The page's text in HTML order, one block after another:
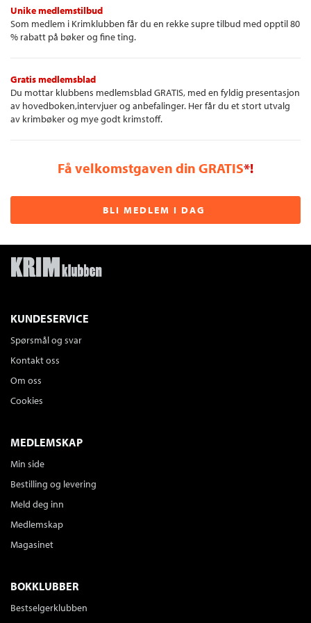
Unike medlemstilbud
Som medlem i Krimklubben får du en rekke supre tilbud med opptil 80
% rabatt på bøker og fine ting.
Gratis medlemsblad
Du mottar klubbens medlemsblad GRATIS, med en fyldig presentasjon
av hovedboken,intervjuer og anbefalinger. Her får du et stort utvalg
av krimbøker og mye godt krimstoff.
Få velkomstgaven din GRATIS*!
BLI MEDLEM I DAG
KUNDESERVICE
Spørsmål og svar
Kontakt oss
Om oss
Cookies
MEDLEMSKAP
Min side
Bestilling og levering
Meld deg inn
Medlemskap
Magasinet
BOKKLUBBER
Bestselgerklubben